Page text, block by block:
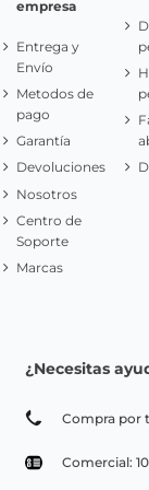
empresa
Entrega y
Envío
Metodos de
pago
Garantía
Devoluciones
Nosotros
Centro de
Soporte
Marcas
¿Necesitas
Compra por
Comercial: